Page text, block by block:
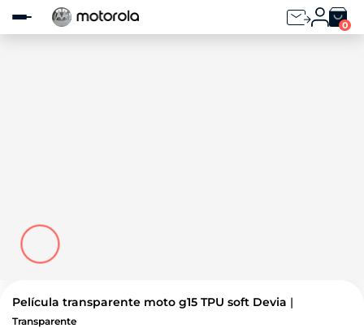
Observação:
este
site
0
Película transparente moto g15 TPU soft Devia
Transparente